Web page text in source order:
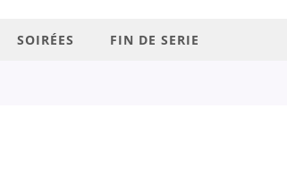
SOIRÉES FIN DE SERIE